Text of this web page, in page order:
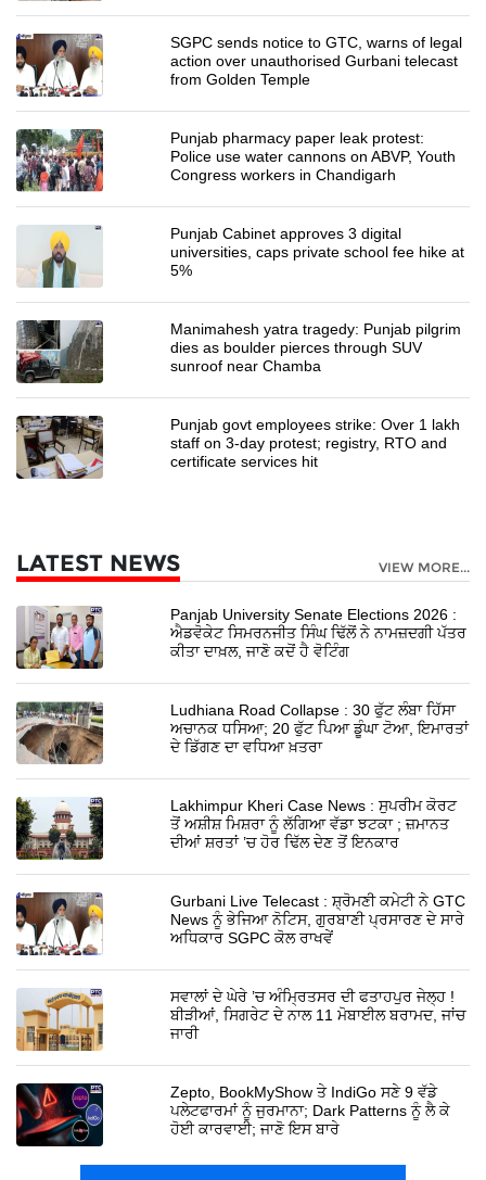
SGPC sends notice to GTC, warns of legal
action over unauthorised Gurbani telecast
from Golden Temple
Punjab pharmacy paper leak protest:
Police use water cannons on ABVP, Youth
Congress workers in Chandigarh
Punjab Cabinet approves 3 digital
universities, caps private school fee hike at
5%
Manimahesh yatra tragedy: Punjab pilgrim
dies as boulder pierces through SUV
sunroof near Chamba
Punjab govt employees strike: Over 1 lakh
staff on 3-day protest; registry, RTO and
certificate services hit
LATEST NEWS VIEW MORE...
Panjab University Senate Elections 2026 :
ਐਡਵੋਕੇਟ ਸਿਮਰਨਜੀਤ ਸਿੰਘ ਢਿੱਲੋਂ ਨੇ ਨਾਮਜ਼ਦਗੀ ਪੱਤਰ
ਕੀਤਾ ਦਾਖ਼ਲ, ਜਾਣੋ ਕਦੋਂ ਹੈ ਵੋਟਿੰਗ
Ludhiana Road Collapse : 30 ਫੁੱਟ ਲੰਬਾ ਹਿੱਸਾ
ਅਚਾਨਕ ਧਸਿਆ; 20 ਫੁੱਟ ਪਿਆ ਡੂੰਘਾ ਟੋਆ, ਇਮਾਰਤਾਂ
ਦੇ ਡਿੱਗਣ ਦਾ ਵਧਿਆ ਖ਼ਤਰਾ
Lakhimpur Kheri Case News : ਸੁਪਰੀਮ ਕੋਰਟ
ਤੋਂ ਅਸ਼ੀਸ਼ ਮਿਸ਼ਰਾ ਨੂੰ ਲੱਗਿਆ ਵੱਡਾ ਝਟਕਾ ; ਜ਼ਮਾਨਤ
ਦੀਆਂ ਸ਼ਰਤਾਂ ’ਚ ਹੋਰ ਢਿੱਲ ਦੇਣ ਤੋਂ ਇਨਕਾਰ
Gurbani Live Telecast : ਸ਼੍ਰੋਮਣੀ ਕਮੇਟੀ ਨੇ GTC
News ਨੂੰ ਭੇਜਿਆ ਨੋਟਿਸ, ਗੁਰਬਾਣੀ ਪ੍ਰਸਾਰਣ ਦੇ ਸਾਰੇ
ਅਧਿਕਾਰ SGPC ਕੋਲ ਰਾਖਵੇਂ
ਸਵਾਲਾਂ ਦੇ ਘੇਰੇ ’ਚ ਅੰਮ੍ਰਿਤਸਰ ਦੀ ਫਤਾਹਪੁਰ ਜੇਲ੍ਹ !
ਬੀੜੀਆਂ, ਸਿਗਰੇਟ ਦੇ ਨਾਲ 11 ਮੋਬਾਈਲ ਬਰਾਮਦ, ਜਾਂਚ
ਜਾਰੀ
Zepto, BookMyShow ਤੇ IndiGo ਸਣੇ 9 ਵੱਡੇ
ਪਲੇਟਫਾਰਮਾਂ ਨੂੰ ਜੁਰਮਾਨਾ; Dark Patterns ਨੂੰ ਲੈ ਕੇ
ਹੋਈ ਕਾਰਵਾਈ; ਜਾਣੋ ਇਸ ਬਾਰੇ